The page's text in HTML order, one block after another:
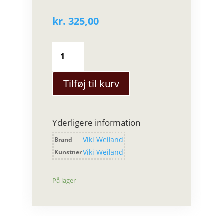
kr. 325,00
Weiland
-
Lysestage
med
hvid)
antal
Tilføj til kurv
Yderligere information
Brand Viki Weiland
KunstnerViki Weiland
På lager